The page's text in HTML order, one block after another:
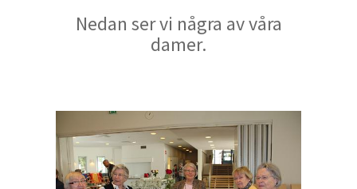
Nedan ser vi några av våra
damer.